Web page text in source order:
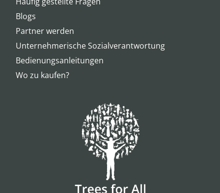
Blogs
Partner werden
Unternehmerische Sozialverantwortung
Bedienungsanleitungen
Wo zu kaufen?